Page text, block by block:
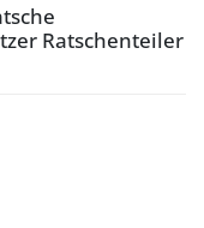
Ratschenteiler